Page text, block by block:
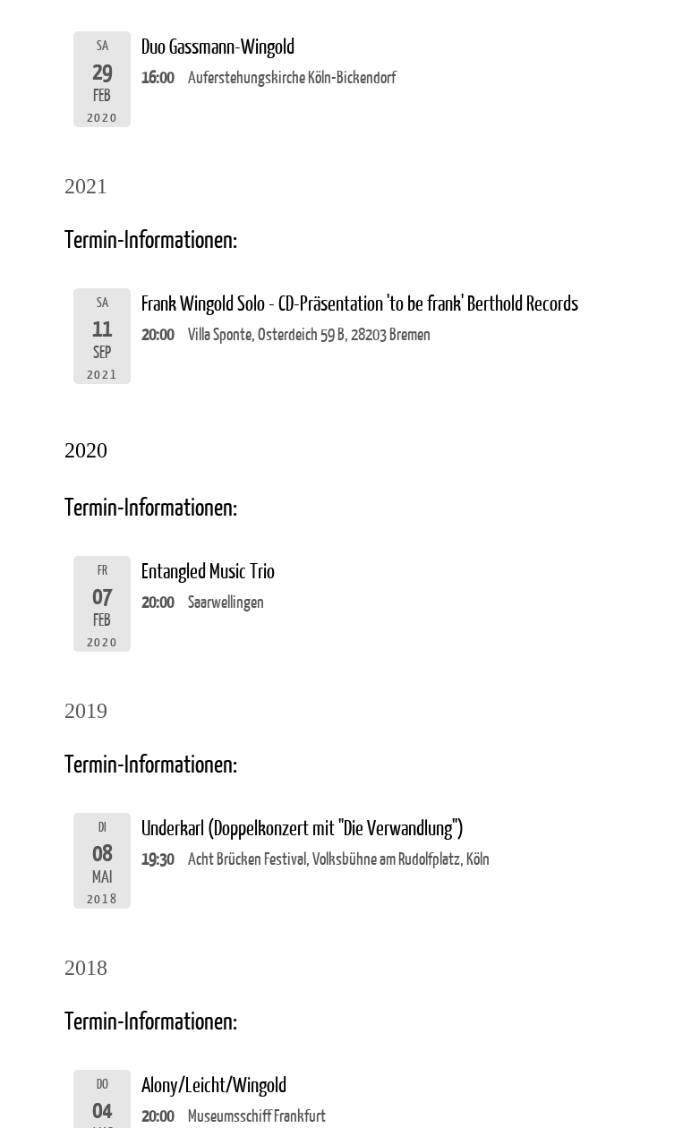
SA
29
FEB
2020
Duo Gassmann-Wingold
16:00 Auferstehungskirche Köln-Bickendorf
2021
Termin-Informationen:
SA
11
SEP
2021
Frank Wingold Solo - CD-Präsentation 'to be frank' Berthold Records
20:00 Villa Sponte, Osterdeich 59 B, 28203 Bremen
2020
Termin-Informationen:
FR
07
FEB
2020
Entangled Music Trio
20:00 Saarwellingen
2019
Termin-Informationen:
DI
08
MAI
2018
Underkarl (Doppelkonzert mit "Die Verwandlung")
19:30 Acht Brücken Festival, Volksbühne am Rudolfplatz, Köln
2018
Termin-Informationen:
DO
04
Alony/Leicht/Wingold
20:00 Museumsschiff Frankfurt